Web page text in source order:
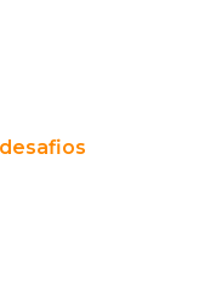
desafios